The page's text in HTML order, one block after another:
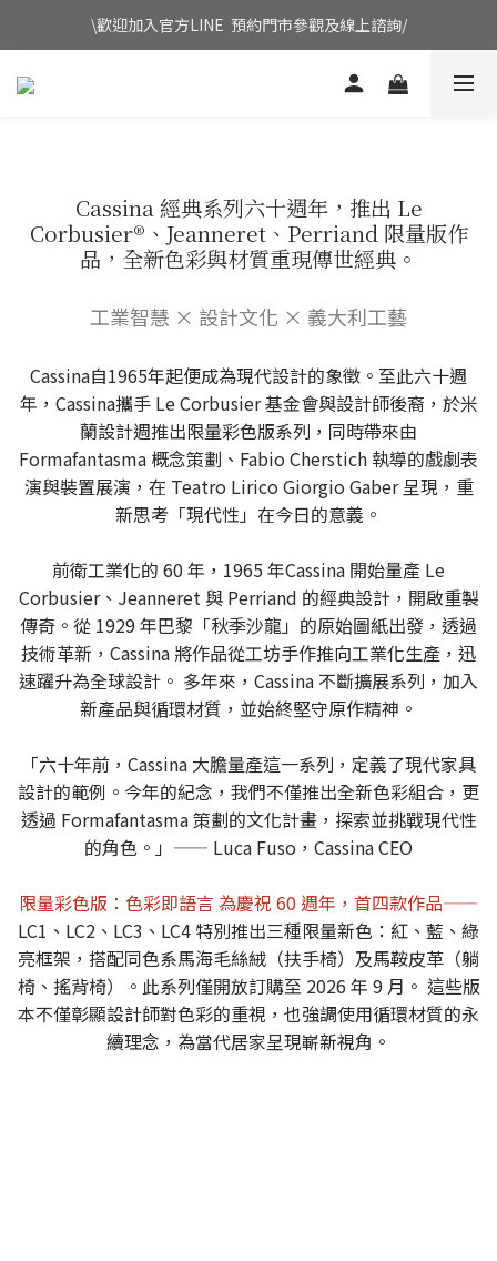
\歡迎加入官方LINE  預約門市參觀及線上諮詢/
Cassina 經典系列六十週年，推出 Le
Corbusier®、Jeanneret、Perriand 限量版作
品，全新色彩與材質重現傳世經典。
工業智慧 × 設計文化 × 義大利工藝
Cassina自1965年起便成為現代設計的象徵。至此六十週
年，Cassina攜手 Le Corbusier 基金會與設計師後裔，於米
蘭設計週推出限量彩色版系列，同時帶來由
Formafantasma 概念策劃、Fabio Cherstich 執導的戲劇表
演與裝置展演，在 Teatro Lirico Giorgio Gaber 呈現，重
新思考「現代性」在今日的意義。
前衛工業化的 60 年，1965 年Cassina 開始量產 Le
Corbusier、Jeanneret 與 Perriand 的經典設計，開啟重製
傳奇。從 1929 年巴黎「秋季沙龍」的原始圖紙出發，透過
技術革新，Cassina 將作品從工坊手作推向工業化生產，迅
速躍升為全球設計。 多年來，Cassina 不斷擴展系列，加入
新產品與循環材質，並始終堅守原作精神。
「六十年前，Cassina 大膽量產這一系列，定義了現代家具
設計的範例。今年的紀念，我們不僅推出全新色彩組合，更
透過 Formafantasma 策劃的文化計畫，探索並挑戰現代性
的角色。」—— Luca Fuso，Cassina CEO
限量彩色版：色彩即語言 為慶祝 60 週年，首四款作品——
LC1、LC2、LC3、LC4 特別推出三種限量新色：紅、藍、綠
亮框架，搭配同色系馬海毛絲絨（扶手椅）及馬鞍皮革（躺
椅、搖背椅）。此系列僅開放訂購至 2026 年 9 月。 這些版
本不僅彰顯設計師對色彩的重視，也強調使用循環材質的永
續理念，為當代居家呈現嶄新視角。